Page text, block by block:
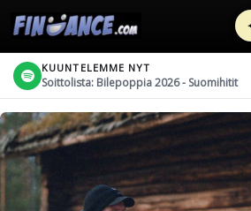
KUUNTELEMME NYT
Soittolista: Bilepoppia 2026 - Suomihitit